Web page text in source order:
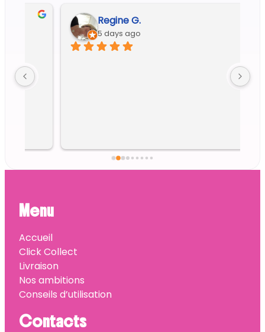
Regine G.
5 days ago
Menu
Accueil
Click Collect
Livraison
Nos ambitions
Conseils d’utilisation
Contacts